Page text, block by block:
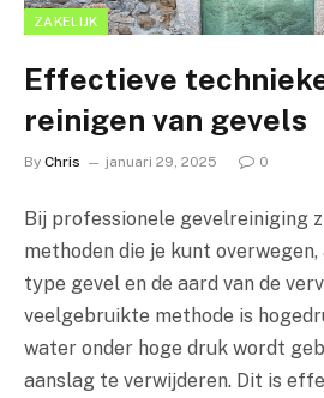
ZAKELIJK
Effectieve
reinigen van gevels
By Chris januari 29, 2025 0
Bij professionele gevelreiniging
methoden die je kunt
type gevel en de aard van de
veelgebruikte methode is
water onder hoge druk wordt
aanslag te verwijderen. Dit is